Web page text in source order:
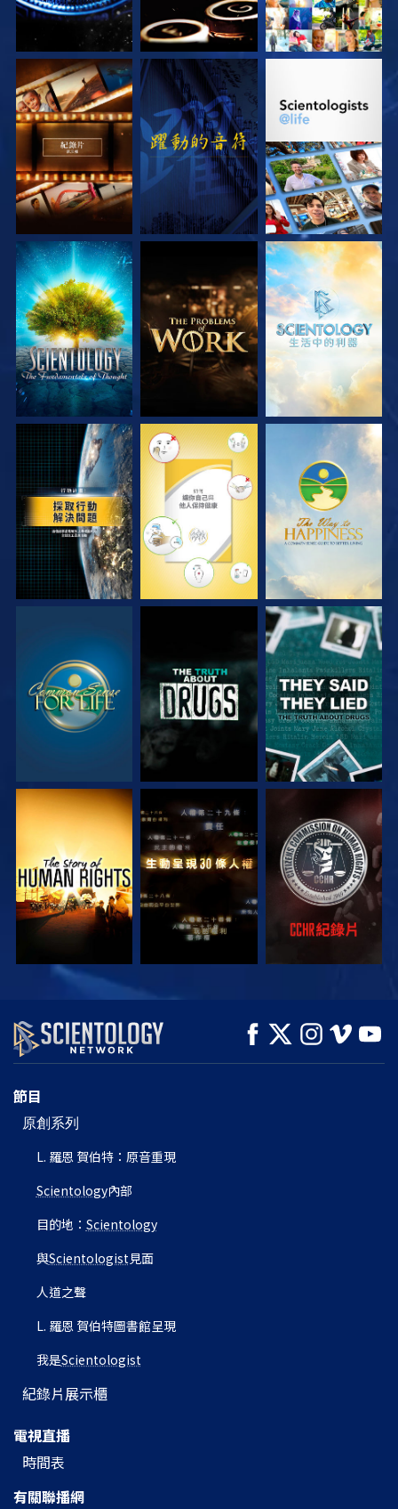
探索系列節目 觀看 探索系列節目
探索系列節目 探索系列節目 探索系列節目
觀看 觀看 觀看
觀看 觀看 觀看
觀看 觀看 觀看
觀看 探索系列節目
節目
原創系列
L. 羅恩 賀伯特：原音重現
Scientology內部
目的地： Scientology
與Scientologist見面
人道之聲
L. 羅恩 賀伯特圖書館呈現
我是Scientologist
紀錄片展示櫃
電視直播
時間表
有關聯播網